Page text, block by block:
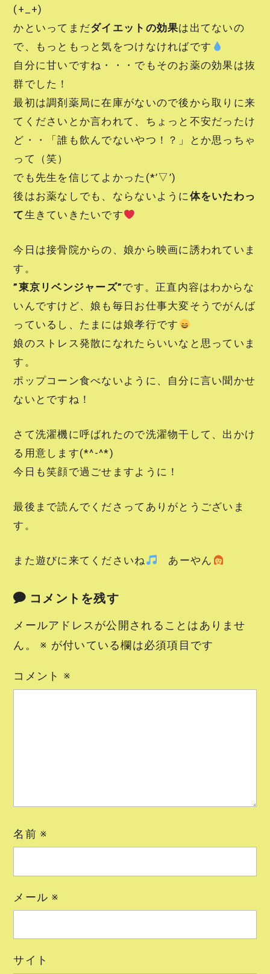
(+_+)
かといってまだダイエットの効果は出てないの
で、もっともっと気をつけなければです
自分に甘いですね・・・でもそのお薬の効果は抜
群でした！
最初は調剤薬局に在庫がないので後から取りに来
てくださいとか言われて、ちょっと不安だったけ
ど・・「誰も飲んでないやつ！？」とか思っちゃ
って（笑）
でも先生を信じてよかった(*’▽’)
後はお薬なしでも、ならないように体をいたわっ
て生きていきたいです
今日は接骨院からの、娘から映画に誘われていま
す。
”東京リベンジャーズ”です。正直内容はわからな
いんですけど、娘も毎日お仕事大変そうでがんば
っているし、たまには娘孝行です
娘のストレス発散になれたらいいなと思っていま
す。
ポップコーン食べないように、自分に言い聞かせ
ないとですね！
さて洗濯機に呼ばれたので洗濯物干して、出かけ
る用意します(*^-^*)
今日も笑顔で過ごせますように！
最後まで読んでくださってありがとうございま
す。
また遊びに来てくださいね あーやん
コメントを残す
メールアドレスが公開されることはありませ
ん。
※ が付いている欄は必須項目です
コメント ※
名前 ※
メール ※
サイト